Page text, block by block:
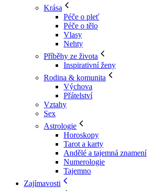
Krása
Péče o pleť
Péče o tělo
Vlasy
Nehty
Příběhy ze života
Inspirativní ženy
Rodina & komunita
Výchova
Přátelství
Vztahy
Sex
Astrologie
Horoskopy
Tarot a karty
Andělé a tajemná znamení
Numerologie
Tajemno
Zajímavosti